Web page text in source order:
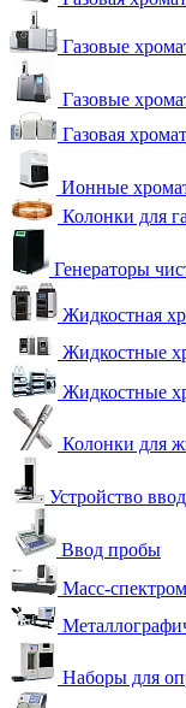
Газовые
Газовые
Газовая
Ионные
Колонки для
Генераторы
Жидкостная
Жидкостные
Жидкостные
Колонки для
Устройство
Ввод пробы
Масс-
Наборы для